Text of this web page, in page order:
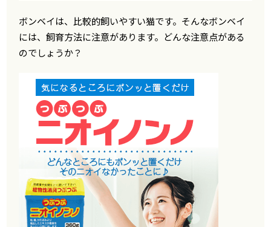
ボンベイは、比較的飼いやすい猫です。そんなボンベイ
には、飼育方法に注意があります。どんな注意点がある
のでしょうか？